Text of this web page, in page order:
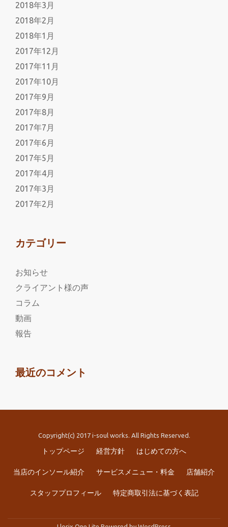
2018年3月
2018年2月
2018年1月
2017年12月
2017年11月
2017年10月
2017年9月
2017年8月
2017年7月
2017年6月
2017年5月
2017年4月
2017年3月
2017年2月
カテゴリー
お知らせ
クライアント様の声
コラム
動画
報告
最近のコメント
Copyright(c) 2017 i-soul works. All Rights Reserved.
2
トップページ 経営方針 はじめての方へ
当店のインソール紹介 サービスメニュー・料金 店舗紹介
スタッフプロフィール 特定商取引法に基づく表記